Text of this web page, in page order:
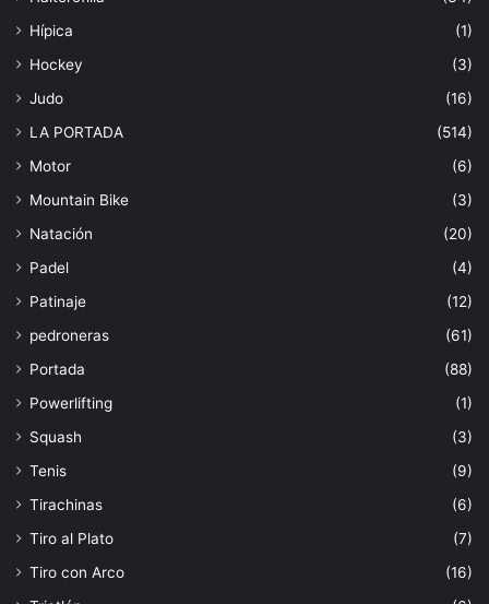
Hípica
(1)
Hockey
(3)
Judo
(16)
LA PORTADA
(514)
Motor
(6)
Mountain Bike
(3)
Natación
(20)
Padel
(4)
Patinaje
(12)
pedroneras
(61)
Portada
(88)
Powerlifting
(1)
Squash
(3)
Tenis
(9)
Tirachinas
(6)
Tiro al Plato
(7)
Tiro con Arco
(16)